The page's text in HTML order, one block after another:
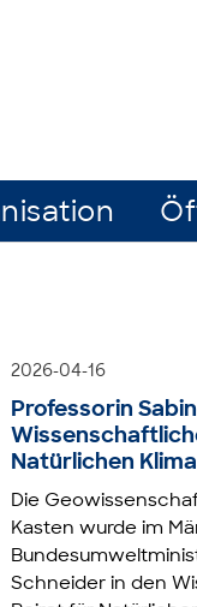
2026-04-16
Professorin
Natürlichen
Die
Kasten wurde im
Schneider in den